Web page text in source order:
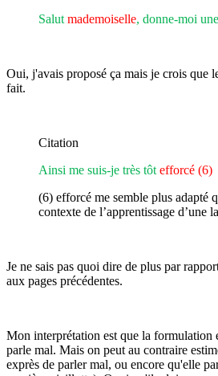
Salut mademoiselle, donne-moi
Oui, j'avais proposé ça mais je crois que
fait.
Citation
Ainsi me suis-je très tôt efforcé (6)
(6) efforcé me semble plus adapté
contexte de l’apprentissage d’une
Je ne sais pas quoi dire de plus par
aux pages précédentes.
Mon interprétation est que la formulation
parle mal. Mais on peut au contraire
exprès de parler mal, ou encore qu'elle